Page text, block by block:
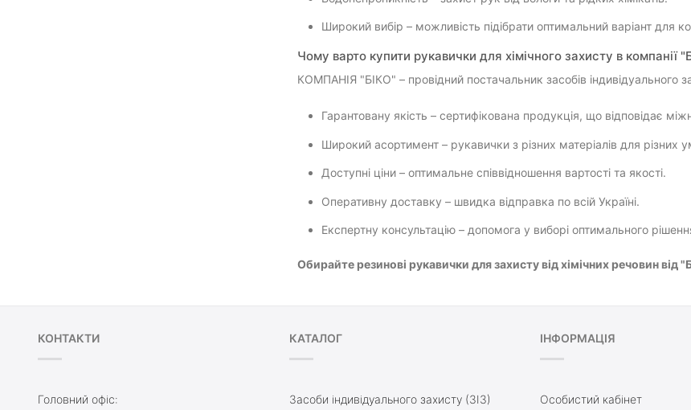
Широкий вибір – можливість підібрати оптимальний варіант для
Чому варто купити рукавички для хімічного захисту в компанії
КОМПАНІЯ "БІКО" – провідний постачальник засобів індивідуального
Гарантовану якість – сертифікована продукція, що відповідає
Широкий асортимент – рукавички з різних матеріалів для різних
Доступні ціни – оптимальне співвідношення вартості та якості.
Оперативну доставку – швидка відправка по всій Україні.
Експертну консультацію – допомога у виборі оптимального
Обирайте резинові рукавички для захисту від хімічних речовин від
КОНТАКТИ
Головний офіс:
КАТАЛОГ
Засоби індивідуального захисту (ЗІЗ)
ІНФОРМАЦІЯ
Особистий кабінет